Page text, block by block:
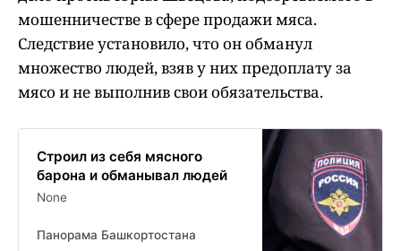
мошенничестве в сфере продажи мяса.
Следствие установило, что он обманул
множество людей, взяв у них предоплату за
мясо и не выполнив свои обязательства.
Строил из себя мясного
барона и обманывал людей
None
Панорама Башкортостана